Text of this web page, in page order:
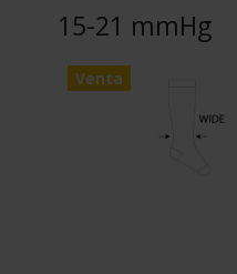
15-21 mmHg
Venta